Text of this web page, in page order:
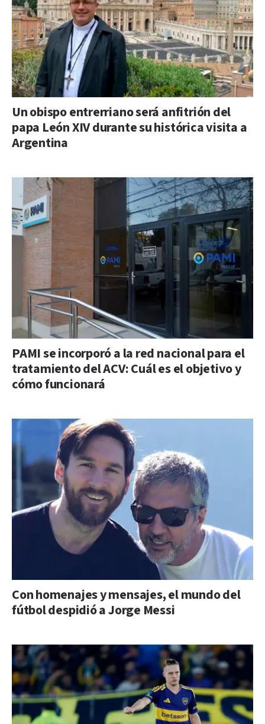
Un obispo entrerriano será anfitrión del
papa León XIV durante su histórica visita a
Argentina
PAMI se incorporó a la red nacional para el
tratamiento del ACV: Cuál es el objetivo y
cómo funcionará
Con homenajes y mensajes, el mundo del
fútbol despidió a Jorge Messi